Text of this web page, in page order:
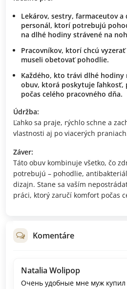
Lekárov, sestry, farmaceutov
personál, ktorí potrebujú
na dlhé hodiny strávené na
Pracovníkov, ktorí chcú
museli obetovať pohodlie.
Každého, kto trávi dlhé hodiny
obuv, ktorá poskytuje ľahkosť,
počas celého pracovného dňa.
Údržba:
Ľahko sa praje, rýchlo schne a
vlastnosti aj po viacerých
Záver:
Táto obuv kombinuje všetko, čo
potrebujú – pohodlie,
dizajn. Stane sa vaším
práci, ktorý zaručí komfort počas
Komentáre
Natalia Wolipop
Очень удобные мне муж